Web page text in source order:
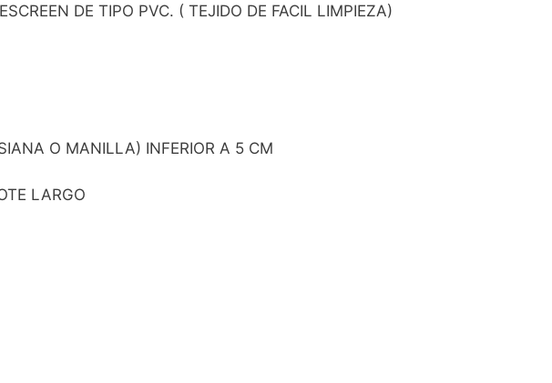
DE TIPO PVC. ( TEJIDO DE FACIL LIMPIEZA)
O MANILLA) INFERIOR A 5 CM
LARGO